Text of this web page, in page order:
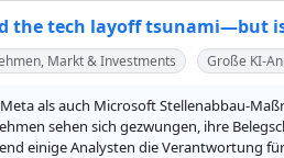
the tech layoff tsunami—but
Markt & Investments Große KI-
als auch Microsoft Stellenabbau-
sehen sich gezwungen, ihre
einige Analysten die Verantwortung